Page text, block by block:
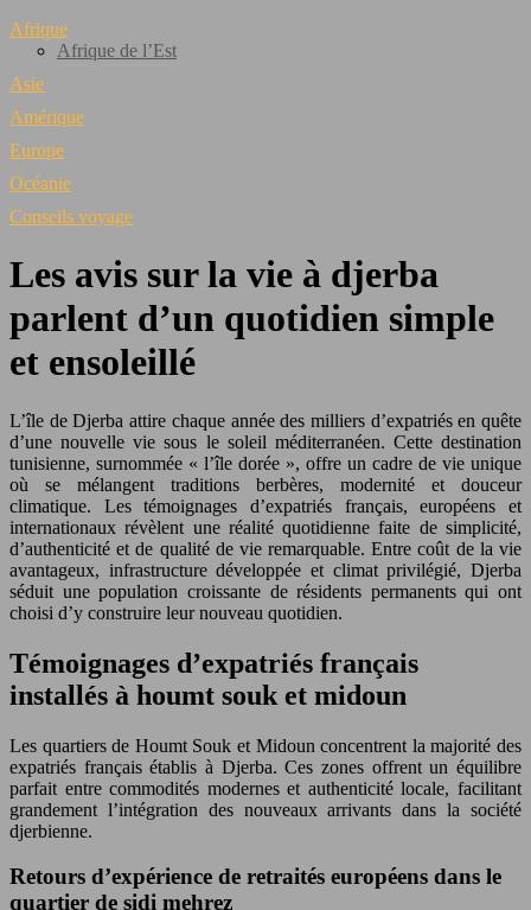
Afrique
Afrique de l’Est
Asie
Amérique
Europe
Océanie
Conseils voyage
Les avis sur la vie à djerba
parlent d’un quotidien simple
et ensoleillé
L’île de Djerba attire chaque année des milliers d’expatriés en quête
d’une nouvelle vie sous le soleil méditerranéen. Cette destination
tunisienne, surnommée « l’île dorée », offre un cadre de vie unique
où se mélangent traditions berbères, modernité et douceur
climatique. Les témoignages d’expatriés français, européens et
internationaux révèlent une réalité quotidienne faite de simplicité,
d’authenticité et de qualité de vie remarquable. Entre coût de la vie
avantageux, infrastructure développée et climat privilégié, Djerba
séduit une population croissante de résidents permanents qui ont
choisi d’y construire leur nouveau quotidien.
Témoignages d’expatriés français
installés à houmt souk et midoun
Les quartiers de Houmt Souk et Midoun concentrent la majorité des
expatriés français établis à Djerba. Ces zones offrent un équilibre
parfait entre commodités modernes et authenticité locale, facilitant
grandement l’intégration des nouveaux arrivants dans la société
djerbienne.
Retours d’expérience de retraités européens dans le
quartier de sidi mehrez